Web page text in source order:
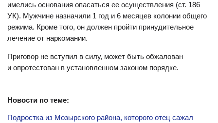
имелись основания опасаться ее осуществления (ст. 186
УК). Мужчине назначили 1 год и 6 месяцев колонии общего
режима. Кроме того, он должен пройти принудительное
лечение от наркомании.
Приговор не вступил в силу, может быть обжалован
и опротестован в установленном законом порядке.
Новости по теме:
Подростка из Мозырского района, которого отец сажал